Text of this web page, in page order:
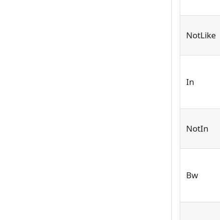
NotLike
In
NotIn
Bw